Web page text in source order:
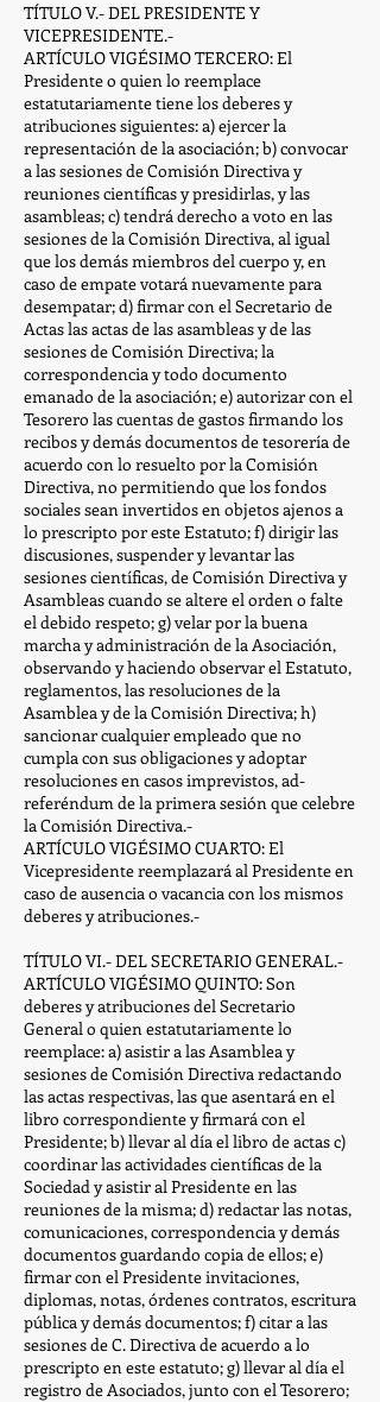
TÍTULO V.- DEL PRESIDENTE Y
VICEPRESIDENTE.-
ARTÍCULO VIGÉSIMO TERCERO: El
Presidente o quien lo reemplace
estatutariamente tiene los deberes y
atribuciones siguientes: a) ejercer la
representación de la asociación; b) convocar
a las sesiones de Comisión Directiva y
reuniones científicas y presidirlas, y las
asambleas; c) tendrá derecho a voto en las
sesiones de la Comisión Directiva, al igual
que los demás miembros del cuerpo y, en
caso de empate votará nuevamente para
desempatar; d) firmar con el Secretario de
Actas las actas de las asambleas y de las
sesiones de Comisión Directiva; la
correspondencia y todo documento
emanado de la asociación; e) autorizar con el
Tesorero las cuentas de gastos firmando los
recibos y demás documentos de tesorería de
acuerdo con lo resuelto por la Comisión
Directiva, no permitiendo que los fondos
sociales sean invertidos en objetos ajenos a
lo prescripto por este Estatuto; f) dirigir las
discusiones, suspender y levantar las
sesiones científicas, de Comisión Directiva y
Asambleas cuando se altere el orden o falte
el debido respeto; g) velar por la buena
marcha y administración de la Asociación,
observando y haciendo observar el Estatuto,
reglamentos, las resoluciones de la
Asamblea y de la Comisión Directiva; h)
sancionar cualquier empleado que no
cumpla con sus obligaciones y adoptar
resoluciones en casos imprevistos, ad-
referéndum de la primera sesión que celebre
la Comisión Directiva.-
ARTÍCULO VIGÉSIMO CUARTO: El
Vicepresidente reemplazará al Presidente en
caso de ausencia o vacancia con los mismos
deberes y atribuciones.-
TÍTULO VI.- DEL SECRETARIO GENERAL.-
ARTÍCULO VIGÉSIMO QUINTO: Son
deberes y atribuciones del Secretario
General o quien estatutariamente lo
reemplace: a) asistir a las Asamblea y
sesiones de Comisión Directiva redactando
las actas respectivas, las que asentará en el
libro correspondiente y firmará con el
Presidente; b) llevar al día el libro de actas c)
coordinar las actividades científicas de la
Sociedad y asistir al Presidente en las
reuniones de la misma; d) redactar las notas,
comunicaciones, correspondencia y demás
documentos guardando copia de ellos; e)
firmar con el Presidente invitaciones,
diplomas, notas, órdenes contratos, escritura
pública y demás documentos; f) citar a las
sesiones de C. Directiva de acuerdo a lo
prescripto en este estatuto; g) llevar al día el
registro de Asociados, junto con el Tesorero;